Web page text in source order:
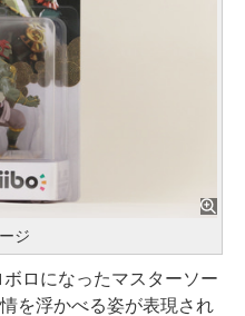
ジ
ロになったマスターソー
を浮かべる姿が表現され